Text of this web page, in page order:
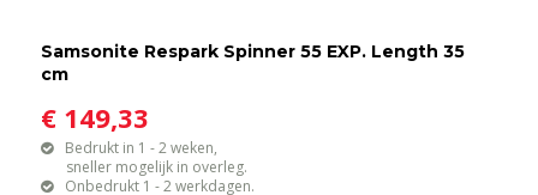
Samsonite Respark Spinner 55 EXP. Length 35
cm
€ 149,33
Bedrukt in 1 - 2 weken,
sneller mogelijk in overleg.
Onbedrukt 1 - 2 werkdagen.